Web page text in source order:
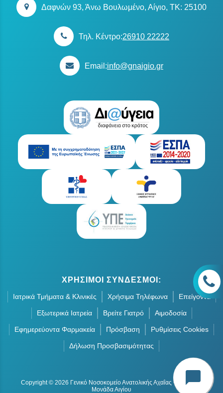
chat_bubble
Δαφνών 93, Άνω Βουλωμένο, Αίγιο, TK: 25100
Τηλ. Κέντρο:26910 22222
Email:info@gnaigio.gr
ΧΡΗΣΙΜΟΙ ΣΥΝΔΕΣΜΟΙ:
Ιατρικά Τμήματα & Κλινικές Χρήσιμα Τηλέφωνα Επείγοντα
Εξωτερικά Ιατρεία Βρείτε Γιατρό Αιμοδοσία
Εφημερεύοντα Φαρμακεία Πρόσβαση Ρυθμίσεις Cookies
Δήλωση Προσβασιμότητας
Copyright © 2026 Γενικό Νοσοκομείο Ανατολικής Αχαΐας - Οργανική
Μονάδα Αιγίου